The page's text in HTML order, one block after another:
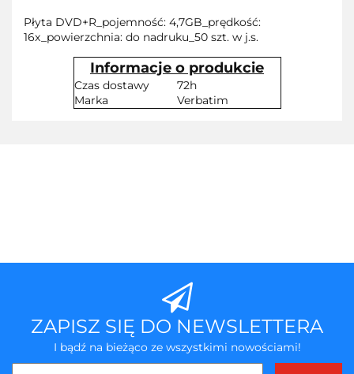
Płyta DVD+R_pojemność: 4,7GB_prędkość:
16x_powierzchnia: do nadruku_50 szt. w j.s.
Informacje o produkcie
Czas dostawy
72h
Marka
Verbatim
ZAPISZ SIĘ DO NEWSLETTERA
I bądź na bieżąco ze wszystkimi nowościami!